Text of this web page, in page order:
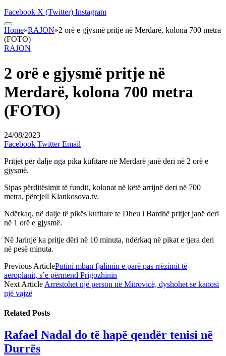
Facebook X (Twitter) Instagram
Home»RAJON»2 orë e gjysmë pritje në Merdarë, kolona 700 metra
(FOTO)
RAJON
2 orë e gjysmë pritje në
Merdarë, kolona 700 metra
(FOTO)
24/08/2023
Facebook Twitter Email
Pritjet për dalje nga pika kufitare në Merdarë janë deri në 2 orë e
gjysmë.
Sipas përditësimit të fundit, kolonat në këtë arrijnë deri në 700
metra, përcjell Klankosova.tv.
Ndërkaq, në dalje të pikës kufitare te Dheu i Bardhë pritjet janë deri
në 1 orë e gjysmë.
Në Jarinjë ka pritje dëri në 10 minuta, ndërkaq në pikat e tjera deri
në pesë minuta.
Previous ArticlePutini mban fjalimin e parë pas rrëzimit të
aeroplanit, s’e përmend Prigozhinin
Next Article Arrestohet një person në Mitrovicë, dyshohet se kanosi
një vajzë
Related Posts
Rafael Nadal do të hapë qendër tenisi në
Durrës